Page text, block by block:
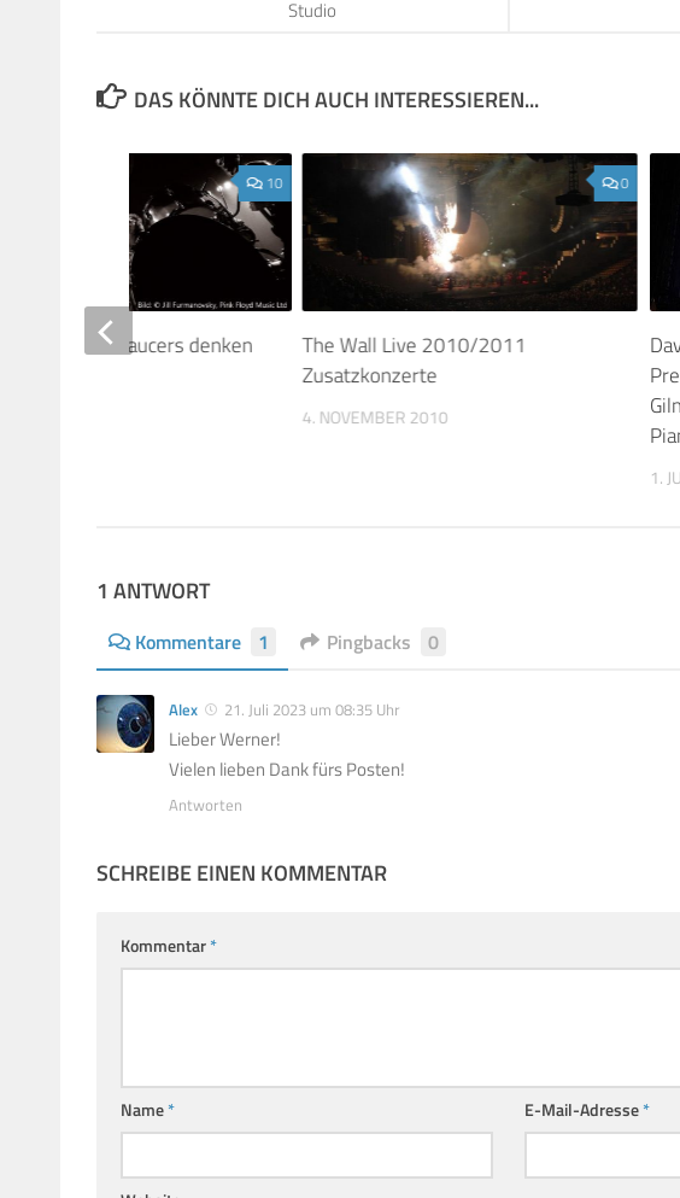
Studio
DAS KÖNNTE DICH AUCH INTERESSIEREN...
0
The Wall Live 2010/2011
Zusatzkonzerte
4. NOVEMBER 2010
1.
10
Mason & The Saucers denken
1 ANTWORT
Kommentare 1 Pingbacks 0
Alex 21. Juli 2023 um 08:35 Uhr
Lieber Werner!
Vielen lieben Dank fürs Posten!
Antworten
SCHREIBE EINEN KOMMENTAR
Kommentar*
Name* E-Mail-Adresse*